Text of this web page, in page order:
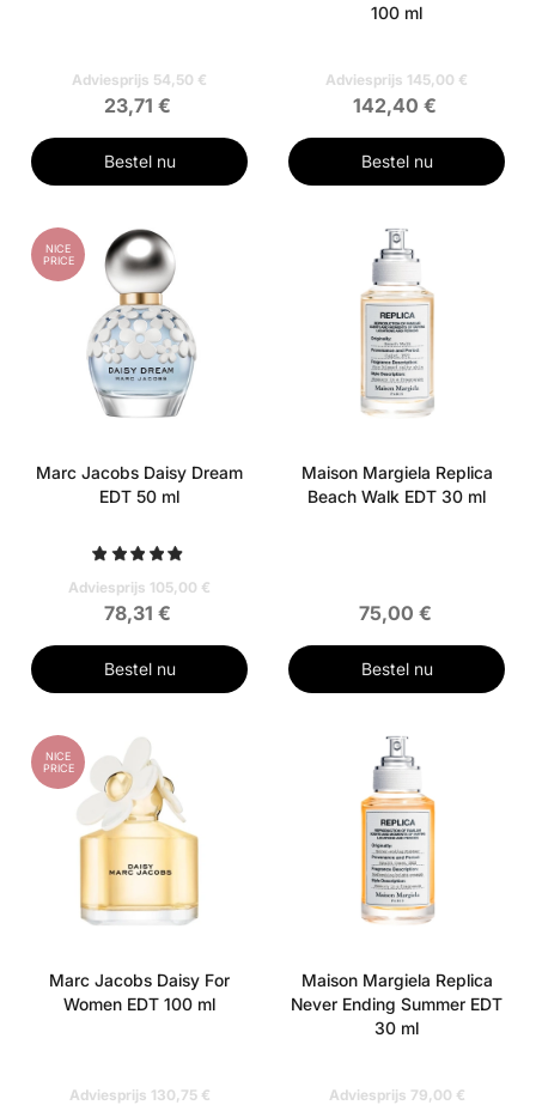
Adviesprijs 54,50 €
23,71 €
Bestel nu
100 ml
Adviesprijs 145,00 €
142,40 €
Bestel nu
NICE
PRICE
Marc Jacobs Daisy Dream
EDT 50 ml
Adviesprijs 105,00 €
78,31 €
Bestel nu
Maison Margiela Replica
Beach Walk EDT 30 ml
75,00 €
Bestel nu
NICE
PRICE
Marc Jacobs Daisy For
Women EDT 100 ml
Adviesprijs 130,75 €
Maison Margiela Replica
Never Ending Summer EDT
30 ml
Adviesprijs 79,00 €